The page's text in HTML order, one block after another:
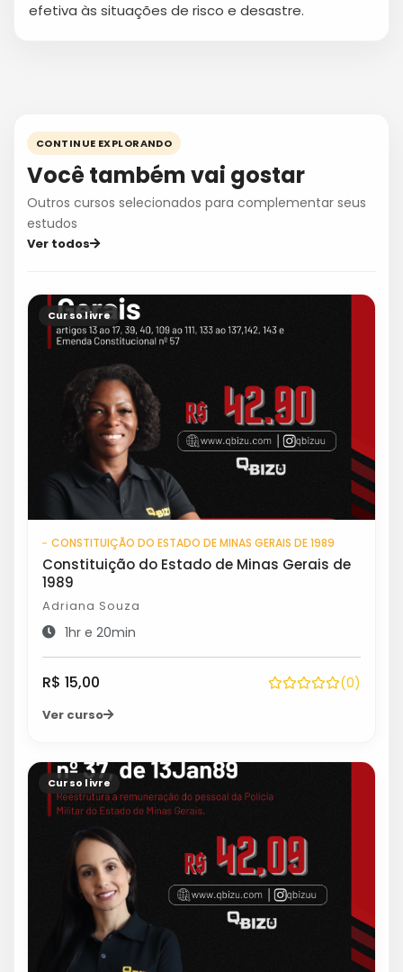
efetiva às situações de risco e desastre.
CONTINUE EXPLORANDO
Você também vai gostar
Outros cursos selecionados para complementar seus
estudos
Ver todos
Curso livre
CONSTITUIÇÃO DO ESTADO DE MINAS GERAIS DE 1989
Constituição do Estado de Minas Gerais de
1989
Adriana Souza
1hr e 20min
R$ 15,00 (0)
Ver curso
Curso livre